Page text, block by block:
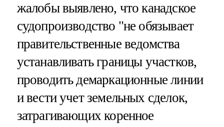
жалобы выявлено, что канадское
судопроизводство "не обязывает
правительственные ведомства
устанавливать границы участков,
проводить демаркационные линии
и вести учет земельных сделок,
затрагивающих коренное